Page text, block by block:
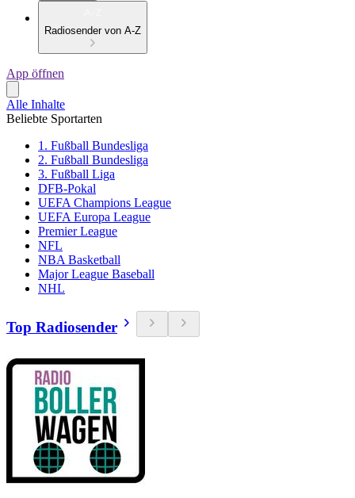
Radiosender von A-Z
App öffnen
Alle Inhalte
Beliebte Sportarten
1. Fußball Bundesliga
2. Fußball Bundesliga
3. Fußball Liga
DFB-Pokal
UEFA Champions League
UEFA Europa League
Premier League
NFL
NBA Basketball
Major League Baseball
NHL
Top Radiosender